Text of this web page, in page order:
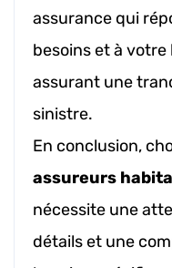
assurance qui
besoins et à
assurant une
sinistre.
En conclusion,
assureurs
nécessite une
détails et une